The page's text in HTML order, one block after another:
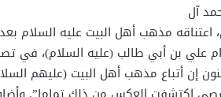
آل
مذهب أهل البيت عليه السلام
علي بن أبي طالب (عليه السلام)، في
إن أتباع مذهب أهل البيت (عليهم